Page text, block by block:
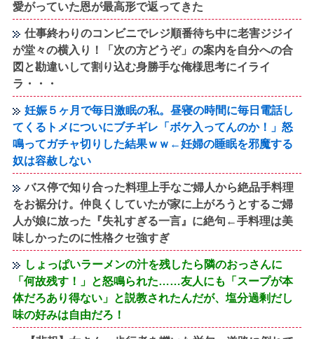
愛がっていた恩が最高形で返ってきた
仕事終わりのコンビニでレジ順番待ち中に老害ジジイ
が堂々の横入り！「次の方どうぞ」の案内を自分への合
図と勘違いして割り込む身勝手な俺様思考にイライ
ラ・・・
妊娠５ヶ月で毎日激眠の私。昼寝の時間に毎日電話し
てくるトメについにブチギレ「ボケ入ってんのか！」怒
鳴ってガチャ切りした結果ｗｗ←妊婦の睡眠を邪魔する
奴は容赦しない
バス停で知り合った料理上手なご婦人から絶品手料理
をお裾分け。仲良くしていたが家に上がろうとするご婦
人が娘に放った『失礼すぎる一言』に絶句←手料理は美
味しかったのに性格クセ強すぎ
しょっぱいラーメンの汁を残したら隣のおっさんに
「何故残す！」と怒鳴られた……友人にも「スープが本
体だろあり得ない」と説教されたんだが、塩分過剰だし
味の好みは自由だろ！